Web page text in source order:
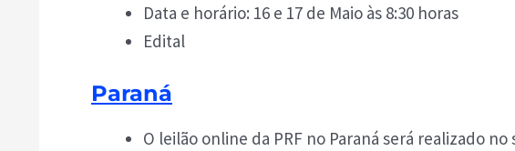
Data e horário: 16 e 17 de Maio às 8:30 horas
Edital
Paraná
O leilão online da PRF no Paraná será realizado no